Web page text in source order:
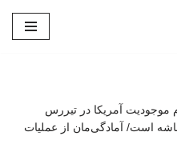
موجودیت آمریکا در تیررس
است/ ​​​​​​​آمادگی‌مان از عملیات